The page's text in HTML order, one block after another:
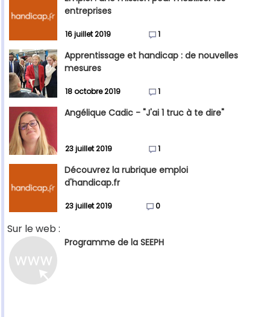
entreprises
16 juillet 2019 1
Apprentissage et handicap : de nouvelles
mesures
18 octobre 2019 1
Angélique Cadic - "J'ai 1 truc à te dire"
23 juillet 2019 1
Découvrez la rubrique emploi
d'handicap.fr
23 juillet 2019 0
Sur le web :
Programme de la SEEPH